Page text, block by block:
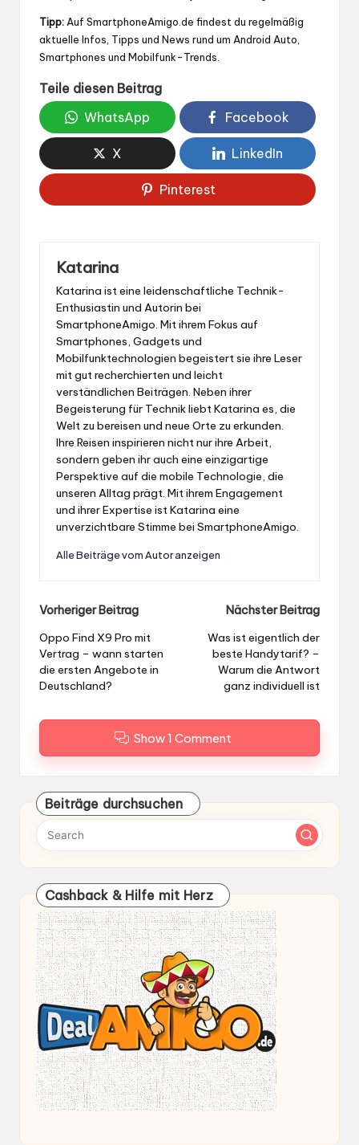
Tipp: Auf SmartphoneAmigo.de findest du regelmäßig
aktuelle Infos, Tipps und News rund um Android Auto,
Smartphones und Mobilfunk-Trends.
Teile diesen Beitrag
WhatsApp
Facebook
X LinkedIn
Pinterest
Katarina
Katarina ist eine leidenschaftliche Technik-
Enthusiastin und Autorin bei
SmartphoneAmigo. Mit ihrem Fokus auf
Smartphones, Gadgets und
Mobilfunktechnologien begeistert sie ihre Leser
mit gut recherchierten und leicht
verständlichen Beiträgen. Neben ihrer
Begeisterung für Technik liebt Katarina es, die
Welt zu bereisen und neue Orte zu erkunden.
Ihre Reisen inspirieren nicht nur ihre Arbeit,
sondern geben ihr auch eine einzigartige
Perspektive auf die mobile Technologie, die
unseren Alltag prägt. Mit ihrem Engagement
und ihrer Expertise ist Katarina eine
unverzichtbare Stimme bei SmartphoneAmigo.
Alle Beiträge vom Autor anzeigen
Post
navigation
Vorheriger Beitrag
Oppo Find X9 Pro mit
Vertrag – wann starten
die ersten Angebote in
Deutschland?
Nächster Beitrag
Was ist eigentlich der
beste Handytarif? –
Warum die Antwort
ganz individuell ist
Show 1 Comment
Beiträge durchsuchen
Cashback & Hilfe mit Herz